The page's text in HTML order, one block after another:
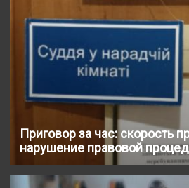
Приговор за час: скорость
нарушение правовой